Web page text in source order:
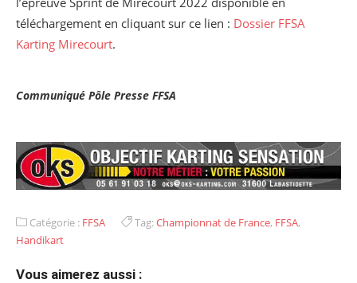
téléchargement en cliquant sur ce lien : Dossier FFSA
Karting Mirecourt.
Communiqué Pôle Presse FFSA
Catégorie : FFSA Tag:Championnat de France, FFSA,
Handikart
Vous aimerez aussi :